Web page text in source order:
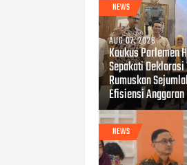
NEWS
AUG 07, 2026
Kaukus Parlemen
Sepakati
Rumuskan
Efisiensi Anggaran
NEWS